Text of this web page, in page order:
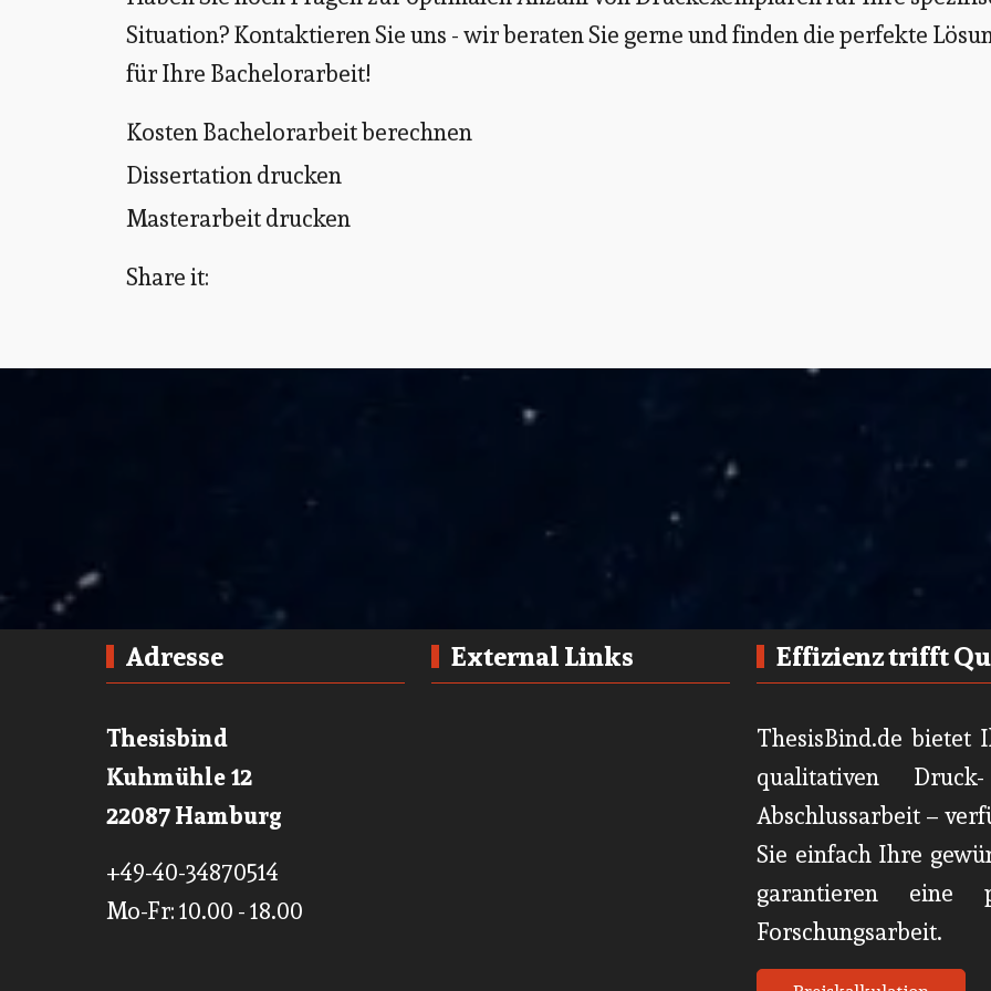
Situation? Kontaktieren Sie uns - wir beraten Sie gerne und finden die perfekte
für Ihre Bachelorarbeit!
Kosten Bachelorarbeit berechnen
Dissertation drucken
Masterarbeit drucken
Share it:
Adresse
Thesisbind
Kuhmühle 12
22087 Hamburg
+49-40-34870514
Mo-Fr: 10.00 - 18.00
External Links Effizienz trifft
ThesisBind.de bietet
qualitativen
Abschlussarbeit –
Sie einfach Ihre
garantieren eine
Forschungsarbeit.